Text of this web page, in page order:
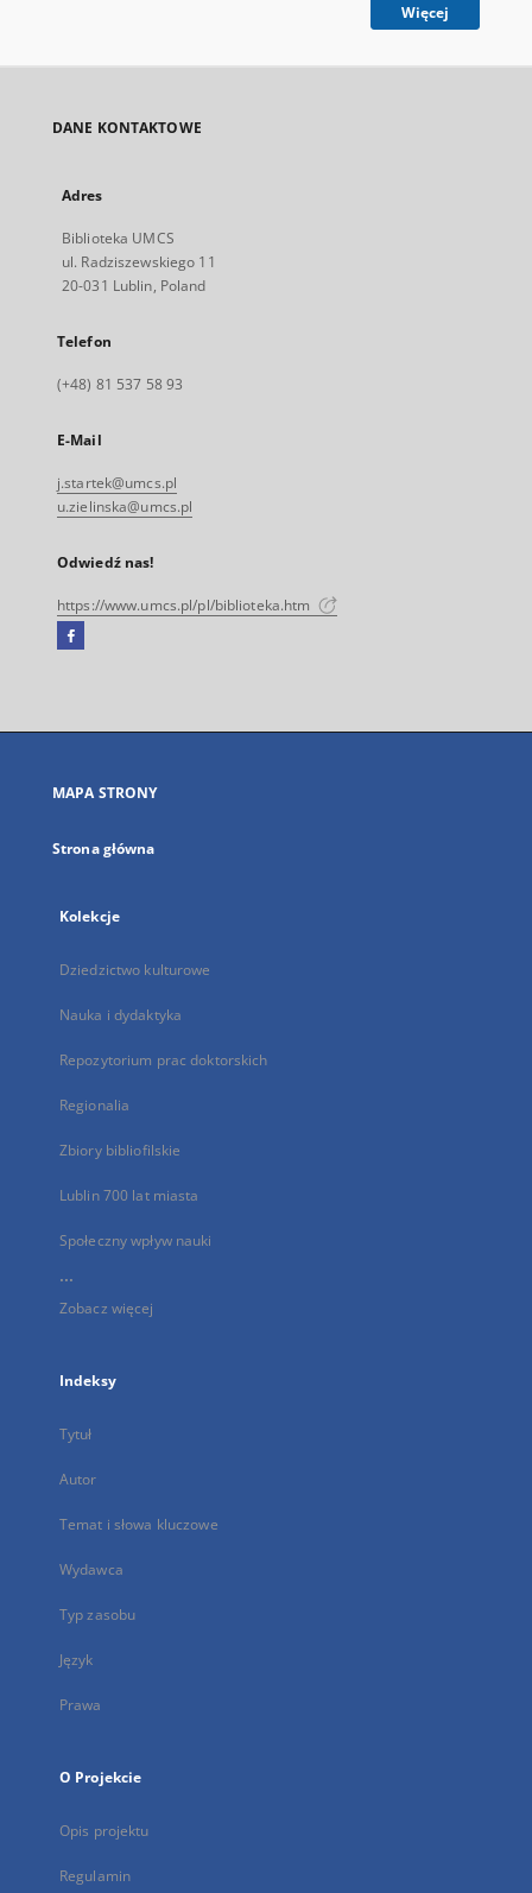
Więcej
DANE KONTAKTOWE
Adres
Biblioteka UMCS
ul. Radziszewskiego 11
20-031 Lublin, Poland
Telefon
(+48) 81 537 58 93
E-Mail
j.startek@umcs.pl
u.zielinska@umcs.pl
Odwiedź nas!
https://www.umcs.pl/pl/biblioteka.htm
Facebook
się
karcie
MAPA STRONY
Strona główna
Kolekcje
Dziedzictwo kulturowe
Nauka i dydaktyka
Repozytorium prac doktorskich
Regionalia
Zbiory bibliofilskie
Lublin 700 lat miasta
Społeczny wpływ nauki
...
Zobacz więcej
Indeksy
Tytuł
Autor
Temat i słowa kluczowe
Wydawca
Typ zasobu
Język
Prawa
O Projekcie
Opis projektu
Regulamin